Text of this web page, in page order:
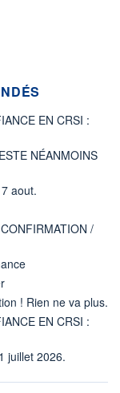
EN CRSI :
NÉANMOINS
aout.
/
! Rien ne va plus.
EN CRSI :
juillet 2026.